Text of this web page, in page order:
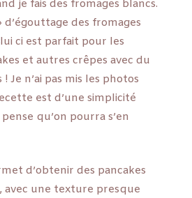
je fais des fromages blancs.
d’égouttage des fromages
ci est parfait pour les
et autres crêpes avec du
Je n’ai pas mis les photos
est d’une simplicité
qu’on pourra s’en
d’obtenir des pancakes
avec une texture presque